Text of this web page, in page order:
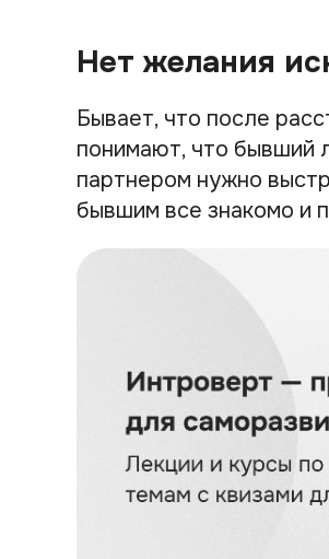
Нет желания
Бывает, что после
понимают, что бывший
партнером нужно
бывшим все знакомо и